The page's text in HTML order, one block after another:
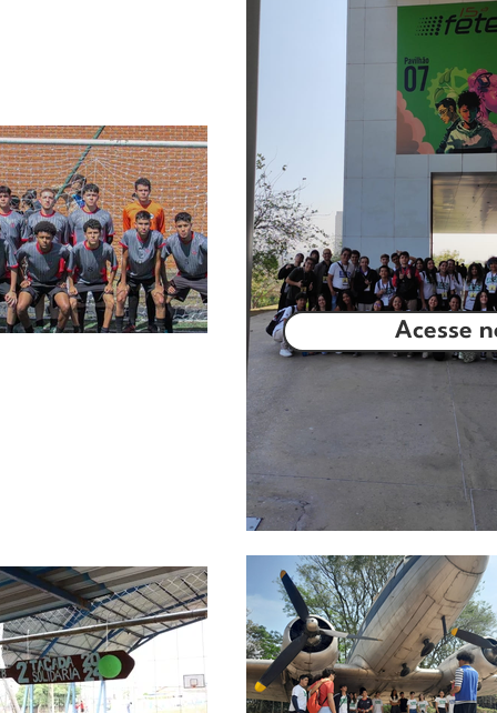
Acesse